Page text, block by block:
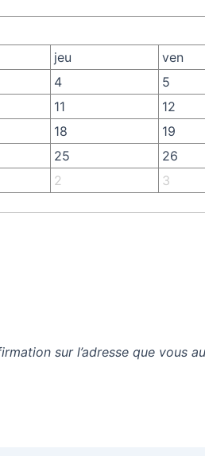
jeu ven
4 5
11 12
18 19
25 26
2 3
sur l’adresse que vous